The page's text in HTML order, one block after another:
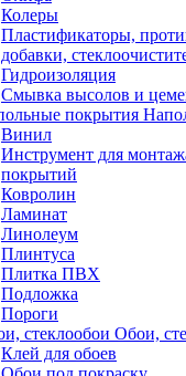
Колеры
Пластификаторы,
добавки,
Гидроизоляция
Смывка высолов и
Винил
Инструмент для
покрытий
Ковролин
Ламинат
Линолеум
Плинтуса
Плитка ПВХ
Подложка
Пороги
Обои,
Клей для обоев